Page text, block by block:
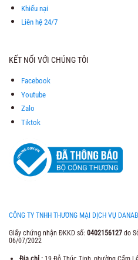
Khiếu nại
Liên hệ 24/7
KẾT NỐI VỚI CHÚNG TÔI
Facebook
Youtube
Zalo
Tiktok
CÔNG TY TNHH THƯƠNG MẠI DỊCH VỤ
Giấy chứng nhận ĐKKD số: 0402156127 do
06/07/2022